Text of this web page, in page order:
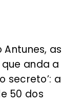
Antunes, as
anda a
secreto’: a
50 dos